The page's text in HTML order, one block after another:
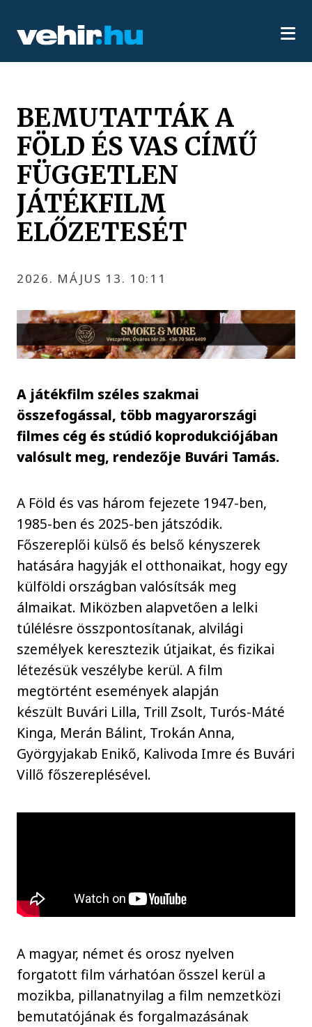
BEMUTATTÁK A
FÖLD ÉS VAS CÍMŰ
FÜGGETLEN
JÁTÉKFILM
ELŐZETESÉT
2026. MÁJUS 13. 10:11
A játékfilm széles szakmai
összefogással, több magyarországi
filmes cég és stúdió koprodukciójában
valósult meg, rendezője Buvári Tamás.
A Föld és vas három fejezete 1947-ben,
1985-ben és 2025-ben játszódik.
Főszereplői külső és belső kényszerek
hatására hagyják el otthonaikat, hogy egy
külföldi országban valósítsák meg
álmaikat. Miközben alapvetően a lelki
túlélésre összpontosítanak, alvilági
személyek keresztezik útjaikat, és fizikai
létezésük veszélybe kerül. A film
megtörtént események alapján
készült Buvári Lilla, Trill Zsolt, Turós-Máté
Kinga, Merán Bálint, Trokán Anna,
Györgyjakab Enikő, Kalivoda Imre és Buvári
Villő főszereplésével.
A magyar, német és orosz nyelven
forgatott film várhatóan ősszel kerül a
mozikba, pillanatnyilag a film nemzetközi
bemutatójának és forgalmazásának